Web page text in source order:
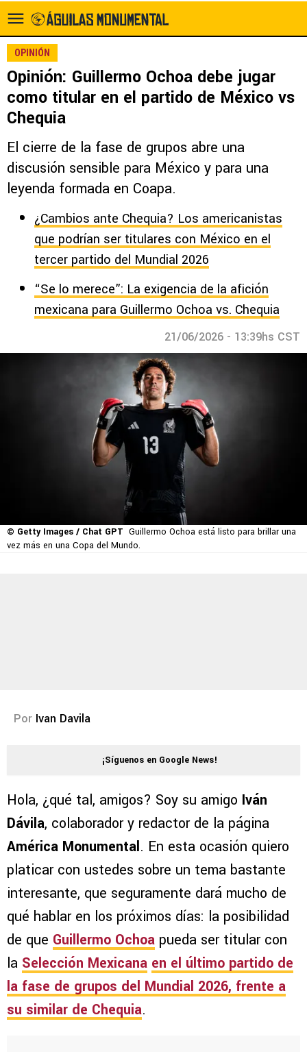
OPINIÓN
Opinión: Guillermo Ochoa debe jugar
como titular en el partido de México vs
Chequia
El cierre de la fase de grupos abre una
discusión sensible para México y para una
leyenda formada en Coapa.
¿Cambios ante Chequia? Los americanistas
que podrían ser titulares con México en el
tercer partido del Mundial 2026
“Se lo merece”: La exigencia de la afición
mexicana para Guillermo Ochoa vs. Chequia
21/06/2026 - 13:39hs CST
© Getty Images / Chat GPT Guillermo Ochoa está listo para brillar una
vez más en una Copa del Mundo.
Por Ivan Davila
¡Síguenos en Google News!
Hola, ¿qué tal, amigos? Soy su amigo Iván
Dávila, colaborador y redactor de la página
América Monumental. En esta ocasión quiero
platicar con ustedes sobre un tema bastante
interesante, que seguramente dará mucho de
qué hablar en los próximos días: la posibilidad
de que Guillermo Ochoa pueda ser titular con
la Selección Mexicana en el último partido de
la fase de grupos del Mundial 2026, frente a
su similar de Chequia.